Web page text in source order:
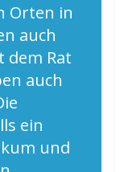
Orten in
auch
dem Rat
auch
ein
und